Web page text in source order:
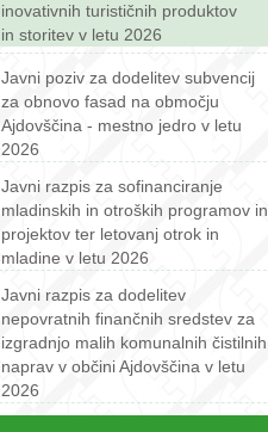
inovativnih turističnih produktov
in storitev v letu 2026
Javni poziv za dodelitev subvencij
za obnovo fasad na območju
Ajdovščina - mestno jedro v letu
2026
Javni razpis za sofinanciranje
mladinskih in otroških programov in
projektov ter letovanj otrok in
mladine v letu 2026
Javni razpis za dodelitev
nepovratnih finančnih sredstev za
izgradnjo malih komunalnih čistilnih
naprav v občini Ajdovščina v letu
2026